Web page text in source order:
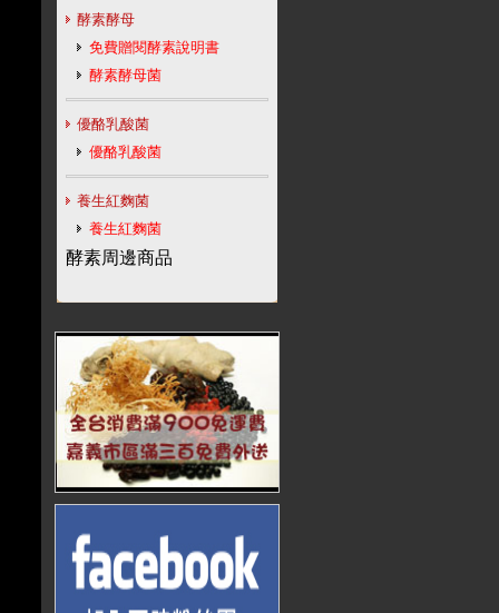
酵素酵母
免費贈閱酵素說明書
酵素酵母菌
優酪乳酸菌
優酪乳酸菌
養生紅麴菌
養生紅麴菌
酵素周邊商品